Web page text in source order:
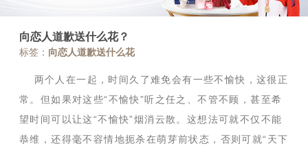
向恋人道歉送什么花？
标签： 向恋人道歉送什么花
两个人在一起，时间久了难免会有一些不愉快，这很正
常。但如果对这些“不愉快”听之任之、不管不顾，甚至希
望时间可以让这“不愉快”烟消云散。这想法可就不仅不能
恭维，还得毫不容情地扼杀在萌芽前状态，否则可就“天下